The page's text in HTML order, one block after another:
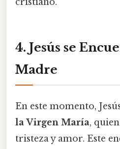
4. Jesús se
Madre
En este momento,
la Virgen María,
tristeza y amor. Este